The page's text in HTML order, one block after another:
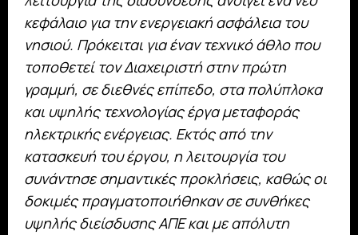
κεφάλαιο για την ενεργειακή ασφάλεια του
νησιού. Πρόκειται για έναν τεχνικό άθλο που
τοποθετεί τον Διαχειριστή στην πρώτη
γραμμή, σε διεθνές επίπεδο, στα πολύπλοκα
και υψηλής τεχνολογίας έργα μεταφοράς
ηλεκτρικής ενέργειας. Εκτός από την
κατασκευή του έργου, η λειτουργία του
συνάντησε σημαντικές προκλήσεις, καθώς οι
δοκιμές πραγματοποιήθηκαν σε συνθήκες
υψηλής διείσδυσης ΑΠΕ και με απόλυτη